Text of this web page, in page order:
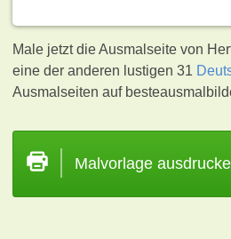
Male jetzt die Ausmalseite von
eine der anderen lustigen 31
Ausmalseiten auf
Malvorlage